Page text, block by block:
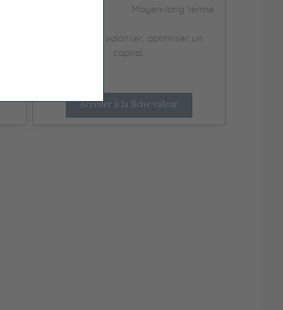
Moyen-long terme
Constituer, valoriser, optimiser un
capital.
Accéder à la fiche valeur